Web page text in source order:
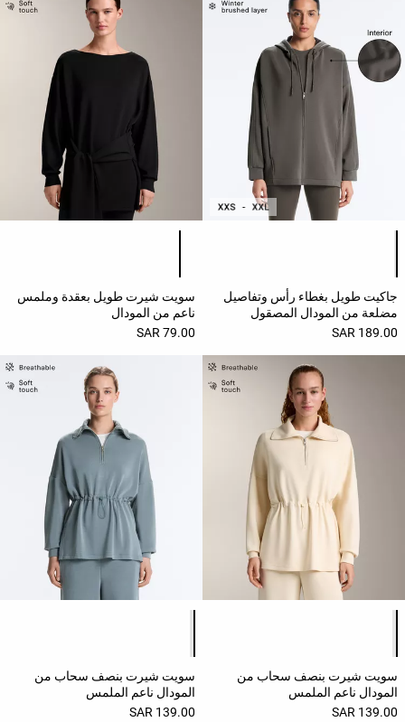
النشاط
المشاهدة
حسب
الجودة
افتتاحية
مساعدة
قائمة ألوان المنتج
جاكيت طويل بغطاء رأس وتفاصيل
مضلعة من المودال المصقول
189.00 SAR
قائمة ألوان المنتج
سويت شيرت طويل بعقدة وملمس
ناعم من المودال
79.00 SAR
قائمة ألوان المنتج
سويت شيرت بنصف سحاب من
المودال ناعم الملمس
139.00 SAR
قائمة ألوان المنتج
سويت شيرت بنصف سحاب من
المودال ناعم الملمس
139.00 SAR